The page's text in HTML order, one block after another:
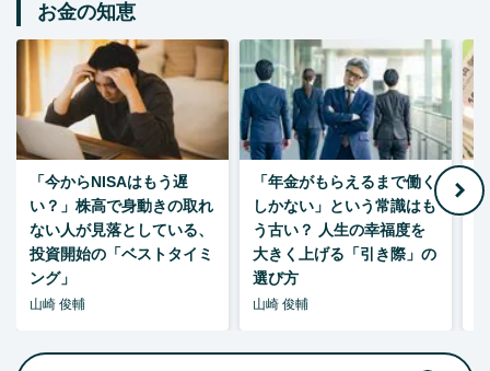
お金の知恵
「今からNISAはもう遅
い？」株高で身動きの取れ
ない人が見落としている、
投資開始の「ベストタイミ
ング」
山崎 俊輔
「年金がもらえるまで働く
しかない」という常識はも
う古い？ 人生の幸福度を
大きく上げる「引き際」の
選び方
山崎 俊輔